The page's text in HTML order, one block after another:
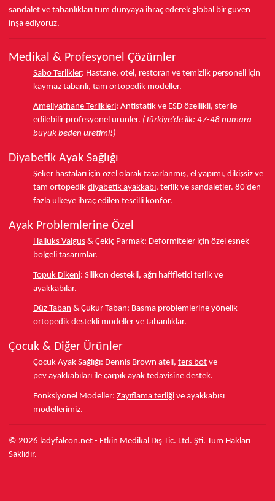
sandalet ve tabanlıkları tüm dünyaya ihraç ederek global bir güven
inşa ediyoruz.
Medikal & Profesyonel Çözümler
Sabo Terlikler: Hastane, otel, restoran ve temizlik personeli için
kaymaz tabanlı, tam ortopedik modeller.
Ameliyathane Terlikleri: Antistatik ve ESD özellikli, sterile
edilebilir profesyonel ürünler. (Türkiye'de ilk: 47-48 numara
büyük beden üretimi!)
Diyabetik Ayak Sağlığı
Şeker hastaları için özel olarak tasarlanmış, el yapımı, dikişsiz ve
tam ortopedik diyabetik ayakkabı, terlik ve sandaletler. 80'den
fazla ülkeye ihraç edilen tescilli konfor.
Ayak Problemlerine Özel
Halluks Valgus & Çekiç Parmak: Deformiteler için özel esnek
bölgeli tasarımlar.
Topuk Dikeni: Silikon destekli, ağrı hafifletici terlik ve
ayakkabılar.
Düz Taban & Çukur Taban: Basma problemlerine yönelik
ortopedik destekli modeller ve tabanlıklar.
Çocuk & Diğer Ürünler
Çocuk Ayak Sağlığı: Dennis Brown ateli, ters bot ve
pev ayakkabıları ile çarpık ayak tedavisine destek.
Fonksiyonel Modeller: Zayıflama terliği ve ayakkabısı
modellerimiz.
© 2026 ladyfalcon.net - Etkin Medikal Dış Tic. Ltd. Şti. Tüm Hakları
Saklıdır.